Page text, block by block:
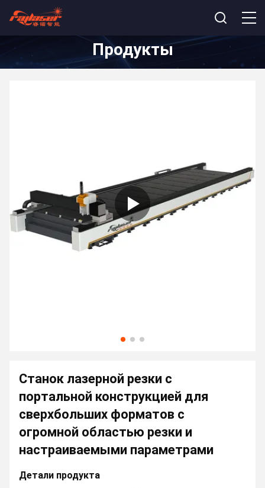
Продукты
Станок лазерной резки с
портальной конструкцией для
сверхбольших форматов с
огромной областью резки и
настраиваемыми параметрами
Детали продукта